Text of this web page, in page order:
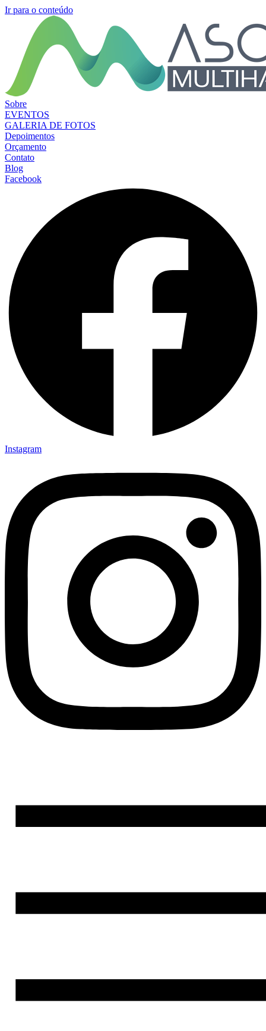
Ir para o conteúdo
Sobre
EVENTOS
GALERIA DE FOTOS
Depoimentos
Orçamento
Contato
Blog
Facebook
Instagram